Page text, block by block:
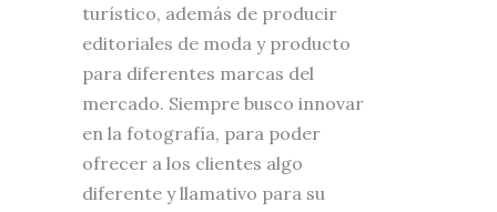
turístico, además de producir
editoriales de moda y producto
para diferentes marcas del
mercado. Siempre busco innovar
en la fotografía, para poder
ofrecer a los clientes algo
diferente y llamativo para su